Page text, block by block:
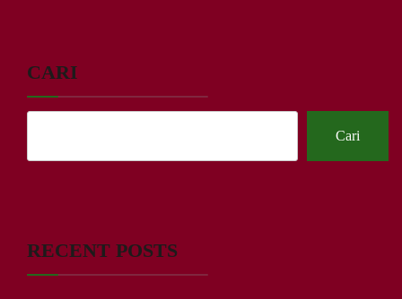
CARI
Cari
RECENT POSTS